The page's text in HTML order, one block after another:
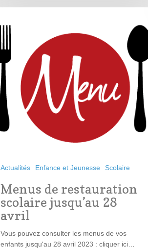
Actualités Enfance et Jeunesse Scolaire
Menus de restauration
scolaire jusqu’au 28
avril
Vous pouvez consulter les menus de vos
enfants jusqu'au 28 avril 2023 : cliquer ici…